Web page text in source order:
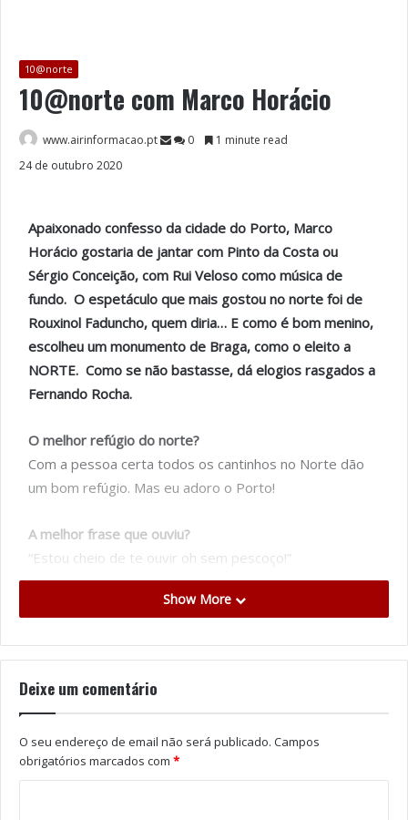
10@norte
10@norte com Marco Horácio
www.airinformacao.pt 0
1 minute read
24 de outubro 2020
Apaixonado confesso da cidade do Porto, Marco
Horácio gostaria de jantar com Pinto da Costa ou
Sérgio Conceição, com Rui Veloso como música de
fundo. O espetáculo que mais gostou no norte foi de
Rouxinol Faduncho, quem diria… E como é bom menino,
escolheu um monumento de Braga, como o eleito a
NORTE. Como se não bastasse, dá elogios rasgados a
Fernando Rocha.
O melhor refúgio do norte?
Com a pessoa certa todos os cantinhos no Norte dão
um bom refúgio. Mas eu adoro o Porto!
A melhor frase que ouviu?
“Estou cheio de te ouvir oh sem pescoço!”
A melhor figura desta região do país?
bairrismo a sinceridade e o chamado “sem filtro” do
O primeiro artista que me vem à cabeça é o genial Rui
Veloso.
Show More
Deixe um comentário
O seu endereço de email não será publicado. Campos
obrigatórios marcados com *